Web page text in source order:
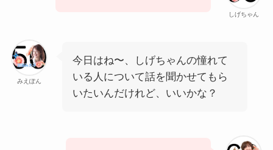
しげちゃん
みえぽん
今日はね〜、しげちゃんの憧れて
いる人について話を聞かせてもら
いたいんだけれど、いいかな？